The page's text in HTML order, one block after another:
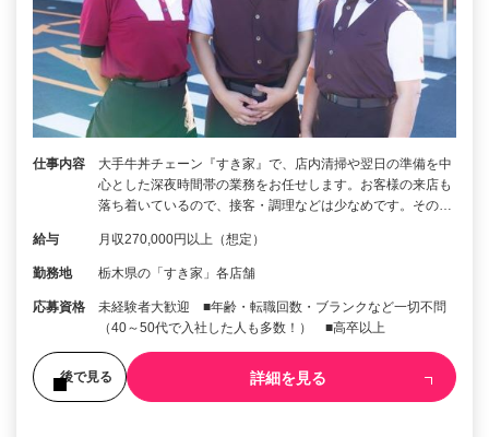
仕事内容
大手牛丼チェーン『すき家』で、店内清掃や翌日の準備を中
心とした深夜時間帯の業務をお任せします。お客様の来店も
落ち着いているので、接客・調理などは少なめです。その…
給与 月収270,000円以上（想定）
勤務地 栃木県の「すき家」各店舗
応募資格
未経験者大歓迎 ■年齢・転職回数・ブランクなど一切不問
（40～50代で入社した人も多数！） ■高卒以上
後で見る 詳細を見る